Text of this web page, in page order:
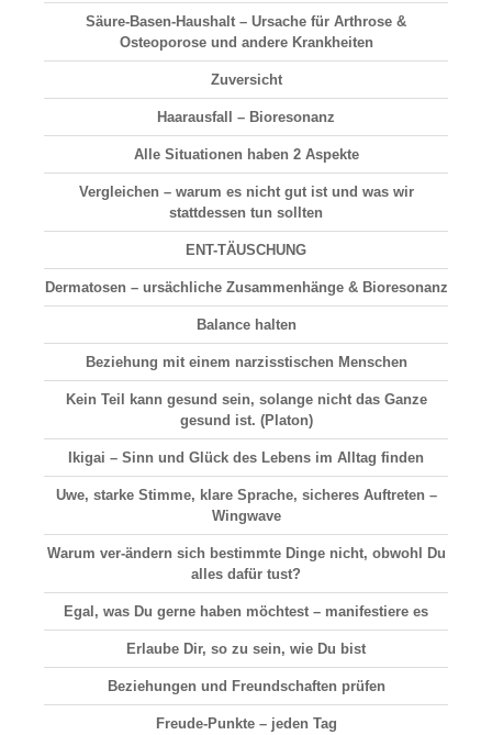
Säure-Basen-Haushalt – Ursache für Arthrose &
Osteoporose und andere Krankheiten
Zuversicht
Haarausfall – Bioresonanz
Alle Situationen haben 2 Aspekte
Vergleichen – warum es nicht gut ist und was wir
stattdessen tun sollten
ENT-TÄUSCHUNG
Dermatosen – ursächliche Zusammenhänge & Bioresonanz
Balance halten
Beziehung mit einem narzisstischen Menschen
Kein Teil kann gesund sein, solange nicht das Ganze
gesund ist. (Platon)
Ikigai – Sinn und Glück des Lebens im Alltag finden
Uwe, starke Stimme, klare Sprache, sicheres Auftreten –
Wingwave
Warum ver-ändern sich bestimmte Dinge nicht, obwohl Du
alles dafür tust?
Egal, was Du gerne haben möchtest – manifestiere es
Erlaube Dir, so zu sein, wie Du bist
Beziehungen und Freundschaften prüfen
Freude-Punkte – jeden Tag